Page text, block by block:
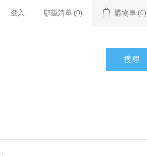
登入 願望清單 (0) 購物車 (0)
搜尋